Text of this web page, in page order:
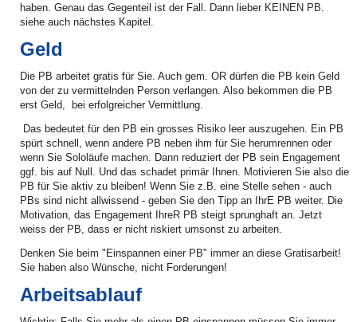
haben. Genau das Gegenteil ist der Fall. Dann lieber KEINEN PB.
siehe auch nächstes Kapitel.
Geld
Die PB arbeitet gratis für Sie. Auch gem. OR dürfen die PB kein Geld
von der zu vermittelnden Person verlangen. Also bekommen die PB
erst Geld, bei erfolgreicher Vermittlung.
Das bedeutet für den PB ein grosses Risiko leer auszugehen. Ein PB
spürt schnell, wenn andere PB neben ihm für Sie herumrennen oder
wenn Sie Sololäufe machen. Dann reduziert der PB sein Engagement
ggf. bis auf Null. Und das schadet primär Ihnen. Motivieren Sie also die
PB für Sie aktiv zu bleiben! Wenn Sie z.B. eine Stelle sehen - auch
PBs sind nicht allwissend - geben Sie den Tipp an IhrE PB weiter. Die
Motivation, das Engagement IhreR PB steigt sprunghaft an. Jetzt
weiss der PB, dass er nicht riskiert umsonst zu arbeiten.
Denken Sie beim "Einspannen einer PB" immer an diese Gratisarbeit!
Sie haben also Wünsche, nicht Forderungen!
Arbeitsablauf